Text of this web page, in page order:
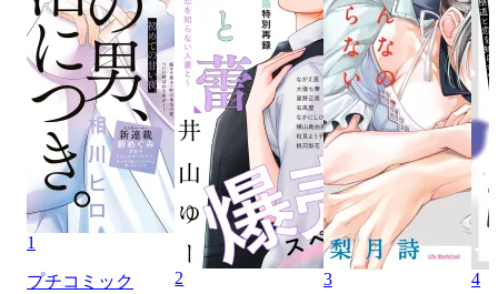
1
プチコミック
2 3 4